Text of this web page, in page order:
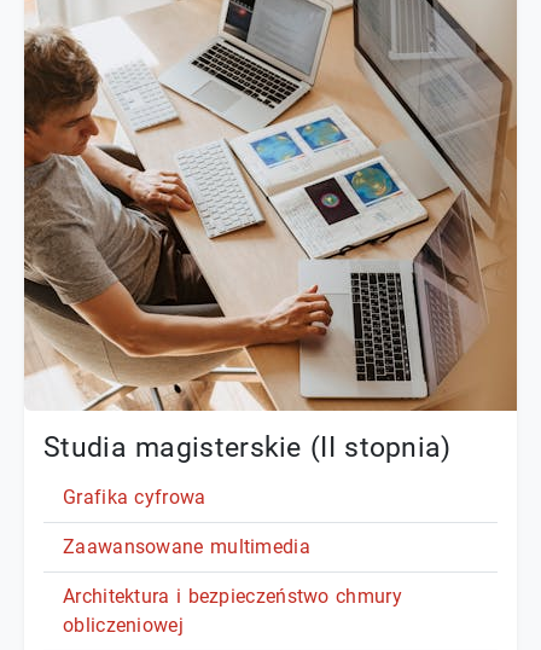
Studia magisterskie (II stopnia)
Grafika cyfrowa
Zaawansowane multimedia
Architektura i bezpieczeństwo chmury
obliczeniowej